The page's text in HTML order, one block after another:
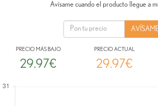
Avísame cuando el producto llegue a
PRECIO MÁS BAJO
29.97€
PRECIO ACTUAL
29.97€